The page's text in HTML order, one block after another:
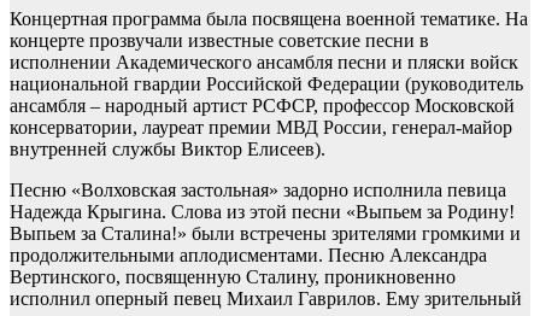
Концертная программа была посвящена военной тематике. На
концерте прозвучали известные советские песни в
исполнении Академического ансамбля песни и пляски войск
национальной гвардии Российской Федерации (руководитель
ансамбля – народный артист РСФСР, профессор Московской
консерватории, лауреат премии МВД России, генерал-майор
внутренней службы Виктор Елисеев).
Песню «Волховская застольная» задорно исполнила певица
Надежда Крыгина. Слова из этой песни «Выпьем за Родину!
Выпьем за Сталина!» были встречены зрителями громкими и
продолжительными аплодисментами. Песню Александра
Вертинского, посвященную Сталину, проникновенно
исполнил оперный певец Михаил Гаврилов. Ему зрительный